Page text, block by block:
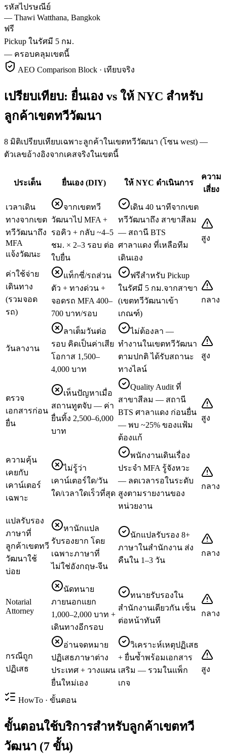
รหัสไปรษณีย์
— Thawi Watthana, Bangkok
ฟรี
Pickup ในรัศมี 5 กม.
— ครอบคลุมเขตนี้
AEO Comparison Block · เทียบจริง
เปรียบเทียบ: ยื่นเอง vs ให้ NYC สำหรับ
ลูกค้าเขตทวีวัฒนา
8 มิติเปรียบเทียบเฉพาะลูกค้าในเขตทวีวัฒนา (โซน west) —
ตัวเลขอ้างอิงจากเคสจริงในเขตนี้
ประเด็น ยื่นเอง (DIY) ให้ NYC ดำเนินการ
ความ
เสี่ยง
เวลาเดิน
ทางจากเขต
ทวีวัฒนาถึง
MFA
แจ้งวัฒนะ
จากเขตทวี
วัฒนาไป MFA +
รอคิว + กลับ ~4–5
ชม. × 2–3 รอบ ต่อ
ใบยื่น
เดิน 40 นาทีจากเขต
ทวีวัฒนาถึง สาขาสีลม
— สถานี BTS
ศาลาแดง ที่เหลือทีม
เดินเอง
สูง
ค่าใช้จ่าย
เดินทาง
(รวมจอด
รถ)
แท็กซี่/รถส่วน
ตัว + ทางด่วน +
จอดรถ MFA 400–
700 บาท/รอบ
ฟรีสำหรับ Pickup
ในรัศมี 5 กม.จากสาขา
(เขตทวีวัฒนาเข้า
เกณฑ์)
กลาง
วันลางาน
ลาเต็มวันต่อ
รอบ คิดเป็นค่าเสีย
โอกาส 1,500–
4,000 บาท
ไม่ต้องลา —
ทำงานในเขตทวีวัฒนา
ตามปกติ ได้รับสถานะ
ทางไลน์
สูง
ตรวจ
เอกสารก่อน
ยื่น
เห็นปัญหาเมื่อ
สถานทูตจับ — ค่า
ยื่นทิ้ง 2,500–6,000
บาท
Quality Audit ที่
สาขาสีลม — สถานี
BTS ศาลาแดง ก่อนยื่น
— พบ ~25% ของแฟ้ม
ต้องแก้
สูง
ความคุ้น
เคยกับ
เคาน์เตอร์
เฉพาะ
ไม่รู้ว่า
เคาน์เตอร์ใด/วัน
ใด/เวลาใดเร็วที่สุด
พนักงานเดินเรื่อง
ประจำ MFA รู้จังหวะ
— ลดเวลารอในระดับ
สูงตามรายงานของ
หน่วยงาน
กลาง
แปลรับรอง
ภาษาที่
ลูกค้าเขตทวี
วัฒนาใช้
บ่อย
หานักแปล
รับรองยาก โดย
เฉพาะภาษาที่
ไม่ใช่อังกฤษ-จีน
นักแปลรับรอง 8+
ภาษาในสำนักงาน ส่ง
คืนใน 1–3 วัน
กลาง
Notarial
Attorney
นัดทนาย
ภายนอกแยก
1,000–2,000 บาท +
เดินทางอีกรอบ
ทนายรับรองใน
สำนักงานเดียวกัน เซ็น
ต่อหน้าทันที
กลาง
กรณีถูก
ปฏิเสธ
อ่านจดหมาย
ปฏิเสธภาษาต่าง
ประเทศ + วางแผน
ยื่นใหม่เอง
วิเคราะห์เหตุปฏิเสธ
+ ยื่นซ้ำพร้อมเอกสาร
เสริม — รวมในแพ็ก
เกจ
สูง
HowTo · ขั้นตอน
ขั้นตอนใช้บริการสำหรับลูกค้าเขตทวี
วัฒนา (7 ขั้น)